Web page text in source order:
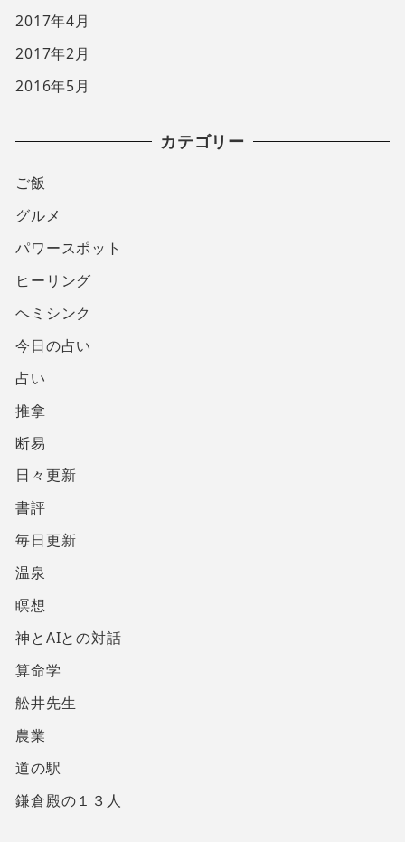
2017年4月
2017年2月
2016年5月
カテゴリー
ご飯
グルメ
パワースポット
ヒーリング
ヘミシンク
今日の占い
占い
推拿
断易
日々更新
書評
毎日更新
温泉
瞑想
神とAIとの対話
算命学
舩井先生
農業
道の駅
鎌倉殿の１３人